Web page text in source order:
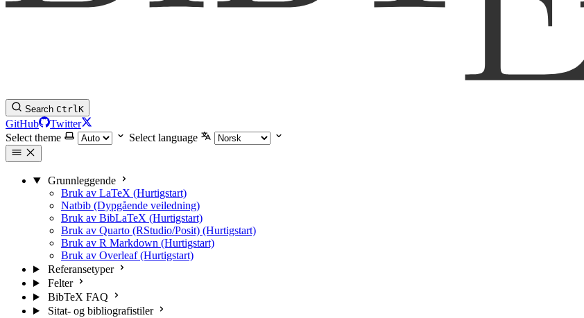
Search CtrlK
GitHub
Twitter
Select theme
Select language
Grunnleggende
Bruk av LaTeX (Hurtigstart)
Natbib (Dypgående veiledning)
Bruk av BibLaTeX (Hurtigstart)
Bruk av Quarto (RStudio/Posit) (Hurtigstart)
Bruk av R Markdown (Hurtigstart)
Bruk av Overleaf (Hurtigstart)
Referansetyper
Felter
BibTeX FAQ
Sitat- og bibliografistiler